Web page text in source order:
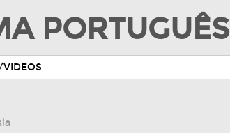
PORTUGUÊS
VIDEOS